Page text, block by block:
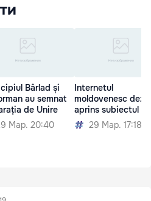
Bârlad și
au semnat
de Unire
Мар. 20:40
Internetul
moldovenesc
aprins subiectul
29 Мар. 17:18